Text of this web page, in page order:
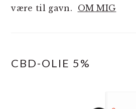
være til gavn. OM MIG
CBD-OLIE 5%